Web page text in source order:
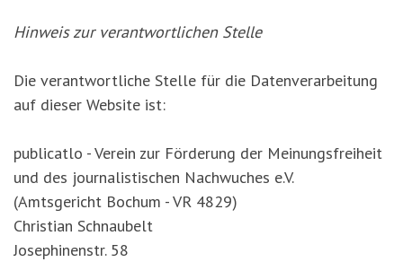
Hinweis zur verantwortlichen Stelle
Die verantwortliche Stelle für die Datenverarbeitung
auf dieser Website ist:
publicatlo - Verein zur Förderung der Meinungsfreiheit
und des journalistischen Nachwuches e.V.
(Amtsgericht Bochum - VR 4829)
Christian Schnaubelt
Josephinenstr. 58